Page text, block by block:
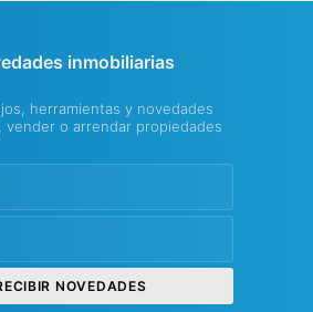
inmobiliarias
herramientas y novedades
vender o arrendar propiedades
NOVEDADES